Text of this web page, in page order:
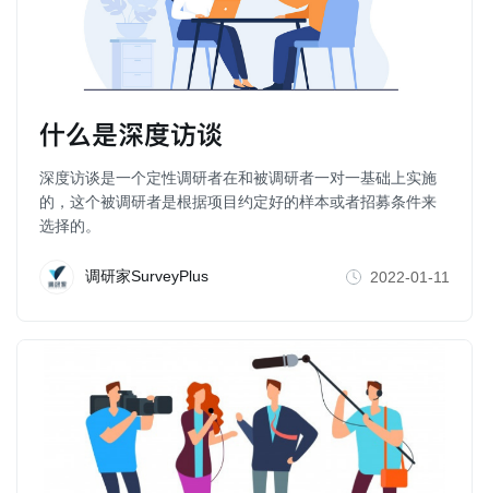
什么是深度访谈
深度访谈是一个定性调研者在和被调研者一对一基础上实施
的，这个被调研者是根据项目约定好的样本或者招募条件来
选择的。
调研家SurveyPlus 2022-01-11